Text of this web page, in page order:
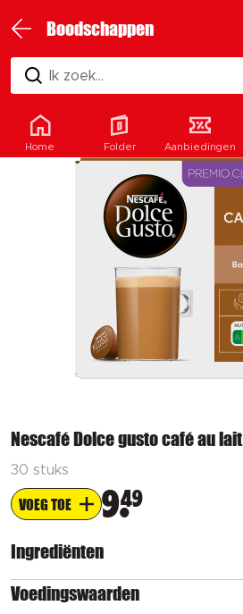
Boodschappen
Ik zoek...
Nescafé Dolce gusto café au lait
30 stuks
VOEG TOE 949
Ingrediënten
Voedingswaarden
Home Folder Aanbiedingen